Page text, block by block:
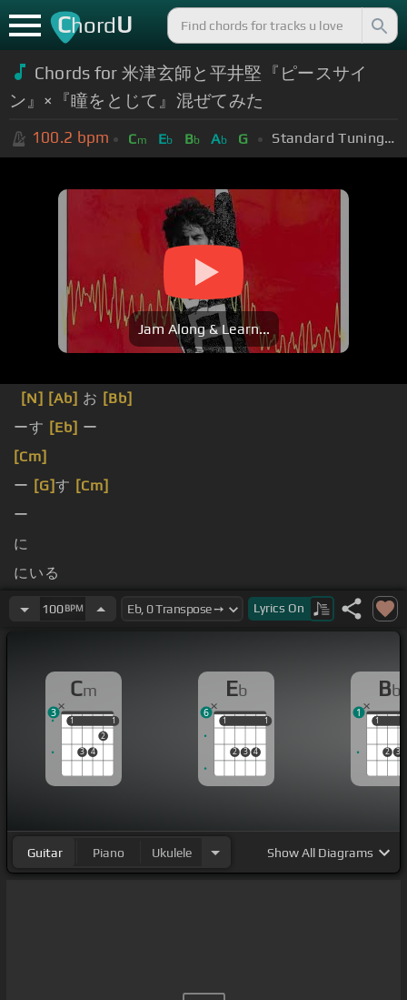
ChordU
Chords for 米津玄師と平井堅『ピースサイ
ン』×『瞳をとじて』混ぜてみた
100.2 bpm Cm Eb Bb Ab G Standard Tuning (EADGBE)
Jam Along & Learn...
[N] [Ab] お [Bb]
ーす [Eb] ー
[Cm]
ー [G]す [Cm]
ー
に
にいる
100BPM Lyrics On
Cm
1
3 4
2
1
1 1
3
Eb
1
2 3 4
1
1 1
6
Bb
1
2 3
1
1
Guitar Piano Ukulele ShowAll Diagrams